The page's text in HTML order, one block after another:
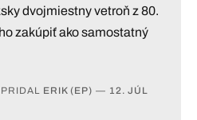
dvojmiestny vetroň z 80.
zakúpiť ako samostatný
ERIK (EP) — 12. JÚL